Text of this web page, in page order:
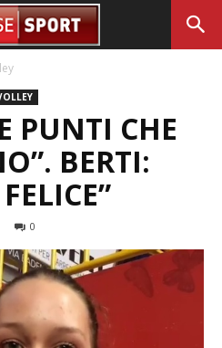
PUNTI CHE
BERTI:
0